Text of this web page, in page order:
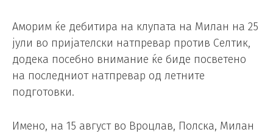
Аморим ќе дебитира на клупата на Милан на 25
јули во пријателски натпревар против Селтик,
додека посебно внимание ќе биде посветено
на последниот натпревар од летните
подготовки.
Имено, на 15 август во Вроцлав, Полска, Милан